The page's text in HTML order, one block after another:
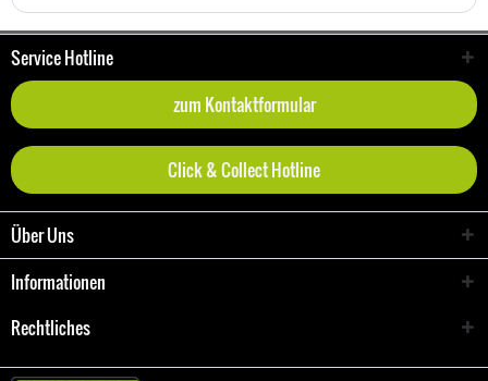
Service Hotline
zum Kontaktformular
Click & Collect Hotline
Über Uns
Informationen
Rechtliches